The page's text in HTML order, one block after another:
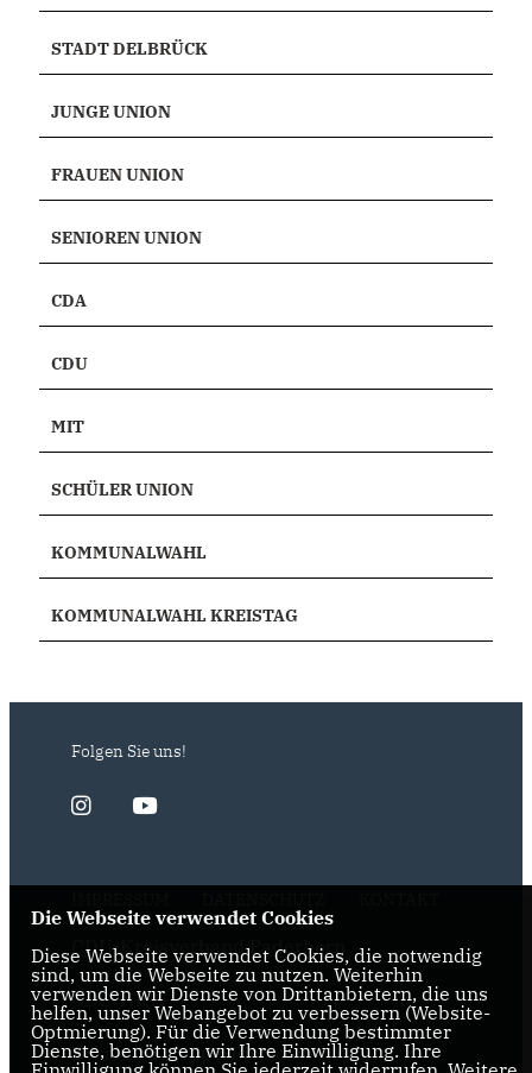
STADT DELBRÜCK
JUNGE UNION
FRAUEN UNION
SENIOREN UNION
CDA
CDU
MIT
SCHÜLER UNION
KOMMUNALWAHL
KOMMUNALWAHL KREISTAG
Folgen Sie uns!
CDU-Kreisverband Paderborn
CDU-NRW
Bernhard Hoppe-Biermeyer MdL
Die Webseite verwendet Cookies
Diese Webseite verwendet Cookies, die notwendig
sind, um die Webseite zu nutzen. Weiterhin
verwenden wir Dienste von Drittanbietern, die uns
helfen, unser Webangebot zu verbessern (Website-
Optmierung). Für die Verwendung bestimmter
Dienste, benötigen wir Ihre Einwilligung. Ihre